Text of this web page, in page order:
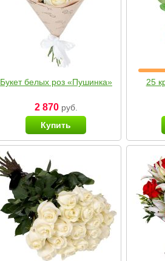
Букет белых роз «Пушинка»
2 870руб.
Купить
25